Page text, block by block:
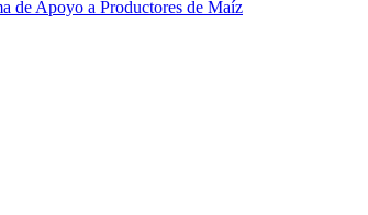
de Apoyo a Productores de Maíz